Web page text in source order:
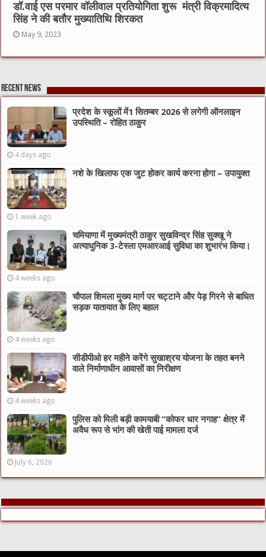
डॉ.वाई एस परमार वॉलीवाल प्रतियोगिता शुरू मंत्री विक्रमादित्य
सिंह ने की बतौर मुख्यातिथि शिरकत
May 9, 2023
Recent News
प्रदेश के स्कूलों में1 सितम्बर 2026 से लगेगी ऑनलाइन
उपस्थिति – रोहित ठाकुर
4 days ago
नशे के खिलाफ एक जुट होकर कार्य करना होगा – उपायुक्त
1 week ago
चमियाणा में मुख्यमंत्री ठाकुर सुखविन्द्र सिंह सुक्खू ने
अत्याधुनिक 3-टेस्ला एमआरआई सुविधा का शुभारंभ किया।
4 weeks ago
चौपाल शिमला मुख्य मार्ग पर चट्टाने और पेड़ गिरने से बाधित
सड़क यातायात के लिए बहाल
4 weeks ago
सीडीपीओ हर महीने करेंगे सुखाश्रय योजना के तहत बनने
वाले निर्माणाधीन आवासों का निरीक्षण
4 weeks ago
पुलिस को मिली बड़ी कामयाबी “कोफर धार नगाह” क्षेत्र में
अवैध रूप से भांग की खेती पाई मामला दर्ज
July 6, 2026